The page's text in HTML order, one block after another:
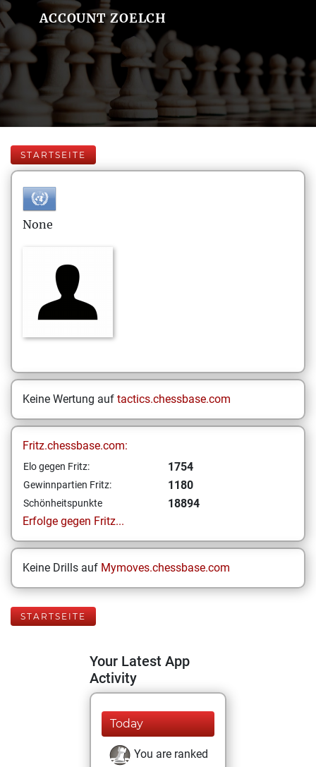
ACCOUNT ZOELCH
STARTSEITE
None
Keine Wertung auf tactics.chessbase.com
Fritz.chessbase.com:
Elo gegen Fritz: 1754
Gewinnpartien Fritz: 1180
Schönheitspunkte
18894
Erfolge gegen Fritz...
Keine Drills auf Mymoves.chessbase.com
STARTSEITE
Your Latest App
Activity
Today
You are ranked